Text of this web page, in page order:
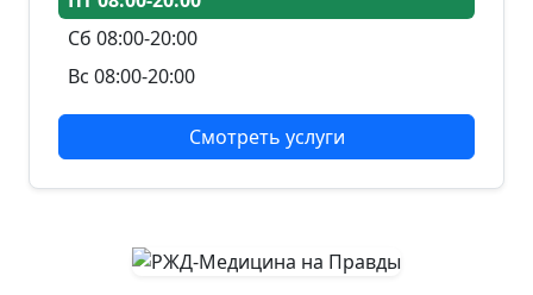
Сб 08:00-20:00
Вс 08:00-20:00
Смотреть услуги